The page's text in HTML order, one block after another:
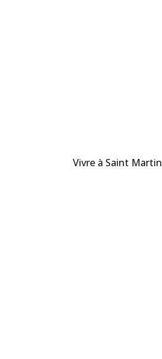
Vivre à Saint Martin